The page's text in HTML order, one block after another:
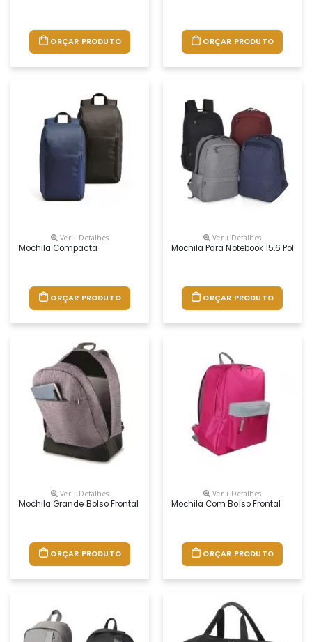
ORÇAR PRODUTO ORÇAR PRODUTO
Ver + Detalhes
Mochila Compacta
ORÇAR PRODUTO
Ver + Detalhes
Mochila Para Notebook 15.6
ORÇAR PRODUTO
Ver + Detalhes
Mochila Grande Bolso Frontal
ORÇAR PRODUTO
Ver + Detalhes
Mochila Com Bolso Frontal
ORÇAR PRODUTO